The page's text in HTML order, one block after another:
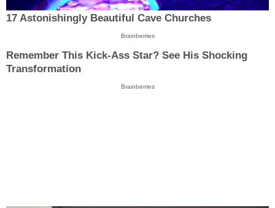
17 Astonishingly Beautiful Cave Churches
Brainberries
Remember This Kick-Ass Star? See His Shocking
Transformation
Brainberries